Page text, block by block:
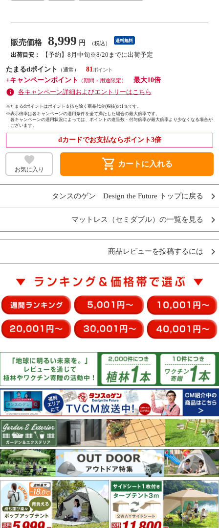
販売価格 8,999 円 （税込） 送料無料
出荷目安：
【予約】8月中旬※8/20までに出荷予定
たまるdポイント
（通常）
81
+キャンペーンポイント
（期間・用途限定）
最大10倍
各キャンペーン詳細およびエントリーはこちら
※たまるdポイントはポイント支払を除く商品代金(税抜)の1％です。
※表示倍率は各キャンペーンの適用条件を全て満たした場合の最大倍率です。
各キャンペーンの適用状況によっては、ポイントの進呈数・付与倍率が最大倍率より少なくなる場合が
ございます。
dカードでお支払ならポイント3倍
お気に入り shopping_cart カートに入れる
タンスのゲン Design the Future トップに戻る
マットレス（セミダブル）の一覧を見る
商品レビューを投稿するには